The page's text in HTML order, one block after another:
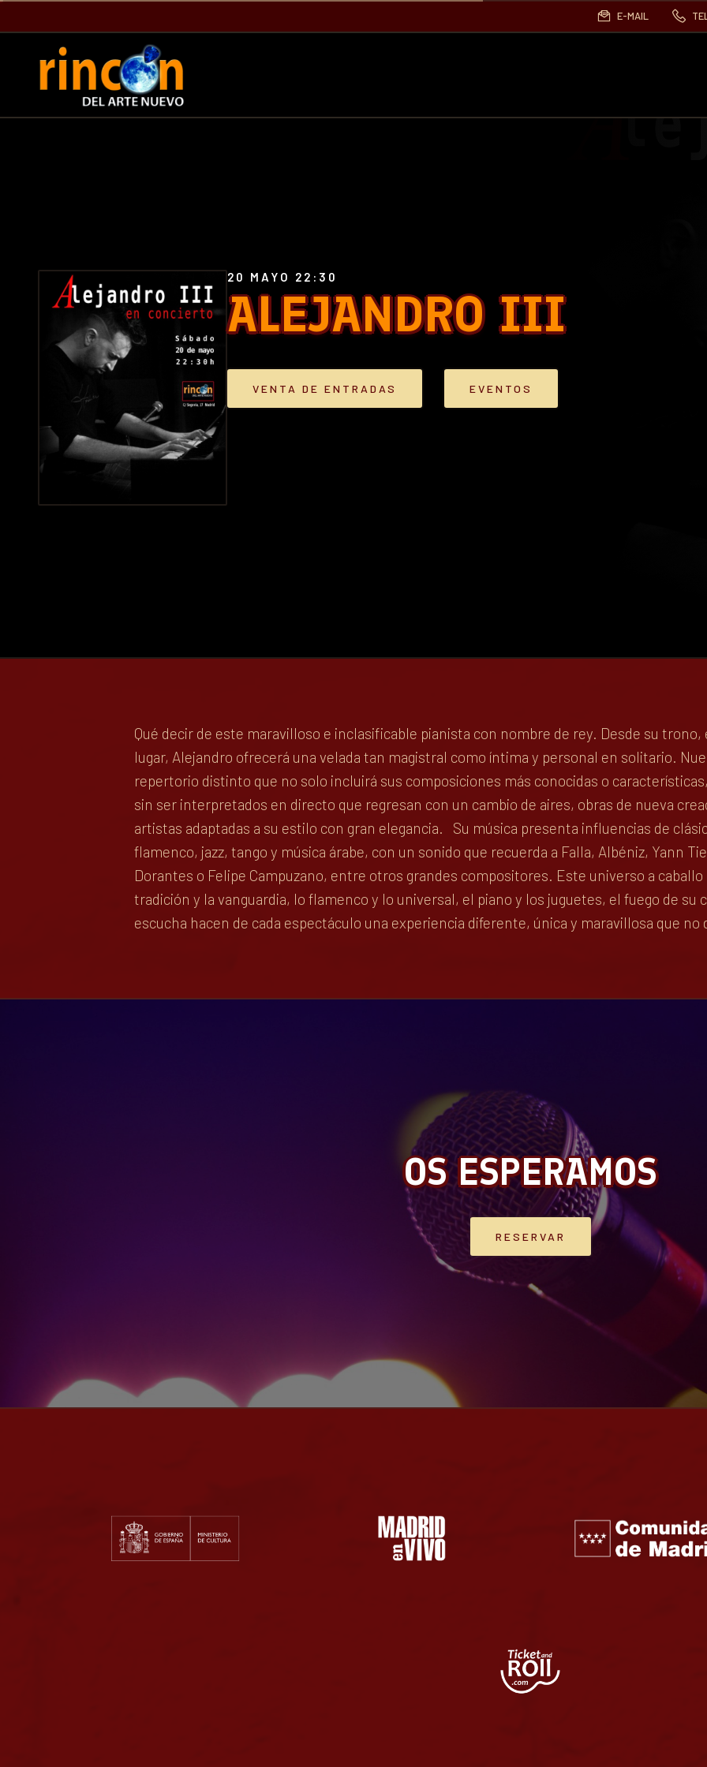
E-MAIL
ALEJANDRO III
20 MAYO 22:30
VENTA DE ENTRADAS EVENTOS
Qué decir de este maravilloso e inclasificable pianista con nombre de rey. Desde su
lugar, Alejandro ofrecerá una velada tan magistral como íntima y personal en solitario.
repertorio distinto que no solo incluirá sus composiciones más conocidas o
sin ser interpretados en directo que regresan con un cambio de aires, obras de nueva
artistas adaptadas a su estilo con gran elegancia. Su música presenta influencias de
flamenco, jazz, tango y música árabe, con un sonido que recuerda a Falla, Albéniz, Yann
Dorantes o Felipe Campuzano, entre otros grandes compositores. Este universo a
tradición y la vanguardia, lo flamenco y lo universal, el piano y los juguetes, el fuego de su
escucha hacen de cada espectáculo una experiencia diferente, única y maravillosa que
OS ESPERAMOS
RESERVAR